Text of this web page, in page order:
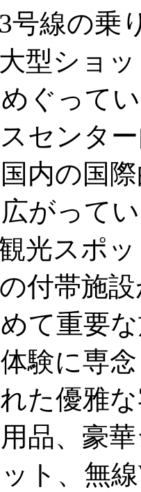
号線の乗
型ショ
ぐって
センタ
内の国
がって
光スポ
付帯施
て重要
験に専
た優雅
品、豪
ト、無